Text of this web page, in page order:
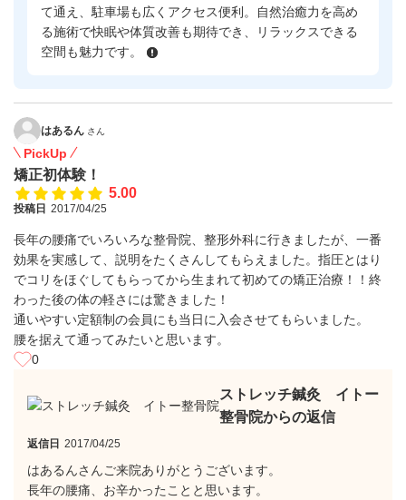
て通え、駐車場も広くアクセス便利。自然治癒力を高め
る施術で快眠や体質改善も期待でき、リラックスできる
空間も魅力です。
はあるん さん
PickUp
矯正初体験！
5.00
投稿日 2017/04/25
長年の腰痛でいろいろな整骨院、整形外科に行きましたが、一番
効果を実感して、説明をたくさんしてもらえました。指圧とはり
でコリをほぐしてもらってから生まれて初めての矯正治療！！終
わった後の体の軽さには驚きました！
通いやすい定額制の会員にも当日に入会させてもらいました。
腰を据えて通ってみたいと思います。
0
ストレッチ鍼灸 イトー
整骨院からの返信
返信日 2017/04/25
はあるんさんご来院ありがとうございます。
長年の腰痛、お辛かったことと思います。